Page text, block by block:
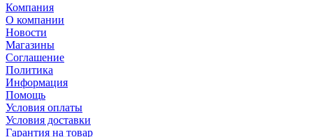
Компания
О компании
Новости
Магазины
Соглашение
Политика
Информация
Помощь
Условия оплаты
Условия доставки
Гарантия на товар